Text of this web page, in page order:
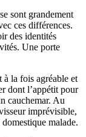
sont grandement
ces différences.
des identités
Une porte
à la fois agréable et
dont l’appétit pour
cauchemar. Au
imprévisible,
malade.